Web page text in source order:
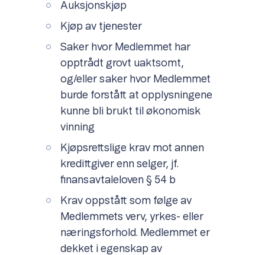
Auksjonskjøp
Kjøp av tjenester
Saker hvor Medlemmet har
opptrådt grovt uaktsomt,
og/eller saker hvor Medlemmet
burde forstått at opplysningene
kunne bli brukt til økonomisk
vinning
Kjøpsrettslige krav mot annen
kredittgiver enn selger, jf.
finansavtaleloven § 54 b
Krav oppstått som følge av
Medlemmets verv, yrkes- eller
næringsforhold. Medlemmet er
dekket i egenskap av